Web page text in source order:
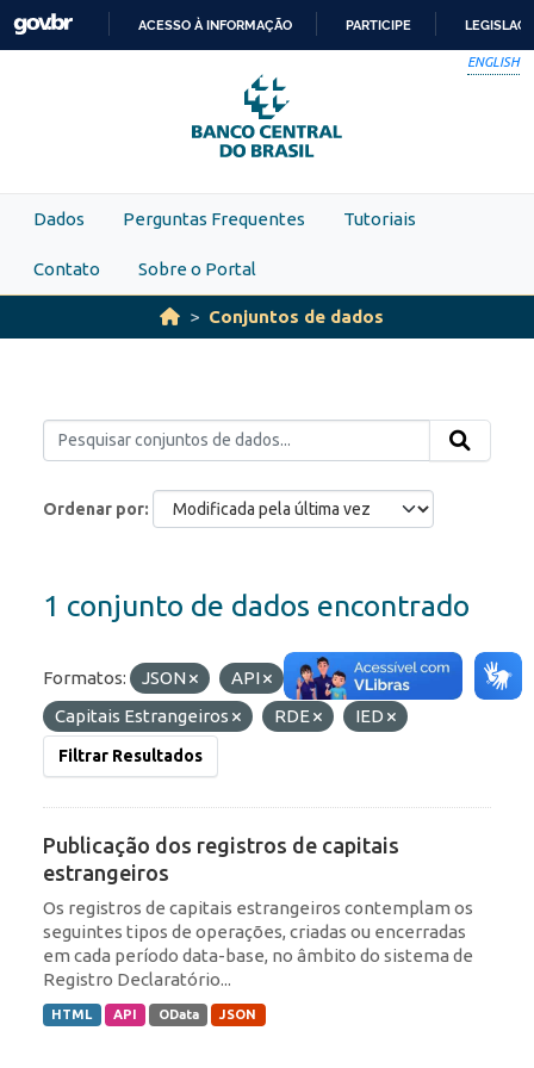
Skip to main content
PARA
O
CONTEÚDO
ACESSO À INFORMAÇÃO PARTICIPE
ENGLISH
Dados Perguntas Frequentes Tutoriais
Contato Sobre o Portal
Conjuntos de dados
Ordenar por
1 conjunto de dados encontrado
Formatos: JSON API
Etiquetas:
Capitais Estrangeiros
RDE IED
Filtrar Resultados
Publicação dos registros de capitais
estrangeiros
Os registros de capitais estrangeiros contemplam os
seguintes tipos de operações, criadas ou encerradas
em cada período data-base, no âmbito do sistema de
Registro Declaratório...
HTML API OData JSON